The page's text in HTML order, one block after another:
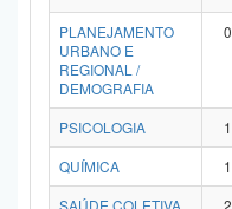
PLANEJAMENTO
URBANO E
REGIONAL /
DEMOGRAFIA
0
PSICOLOGIA 1
QUÍMICA
1
SAÚDE COLETIVA
2